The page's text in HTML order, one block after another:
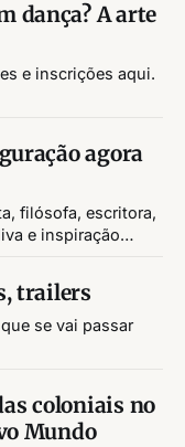
dança? A arte
e inscrições aqui.
agora
filósofa, escritora,
e inspiração
da e na Academia
trailers
se vai passar
coloniais no
Mundo